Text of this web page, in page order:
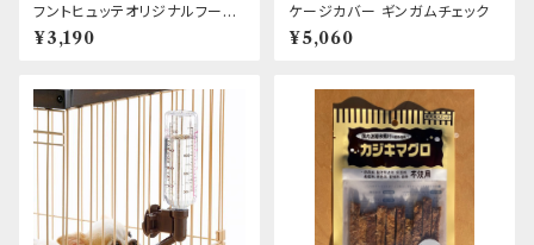
フントヒュッテオリジナルフード
(製造協力:吉岡油糧)
¥3,190
ケージカバー ギンガムチェック
¥5,060